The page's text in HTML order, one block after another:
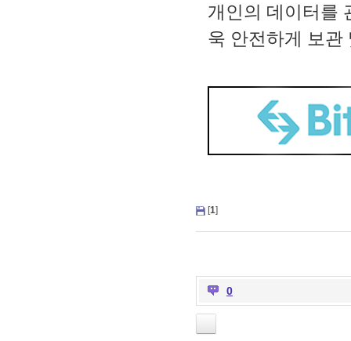
개인의 데이터를
욱 안전하게 보관
[1]
0